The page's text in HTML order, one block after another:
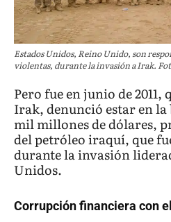
Estados Unidos, Reino Unido, son
violentas, durante la invasión a Irak.
Pero fue en junio de
Irak, denunció estar en la
mil millones de dólares,
del petróleo iraquí, que
durante la invasión
Unidos.
Corrupción financiera con